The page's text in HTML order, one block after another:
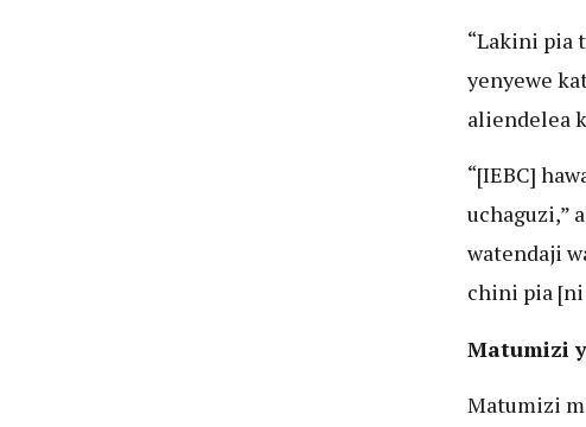
“Lakini pia
yenyewe
aliendelea
“[IEBC]
uchaguzi,”
watendaji
chini pia [ni
Matumizi
Matumizi